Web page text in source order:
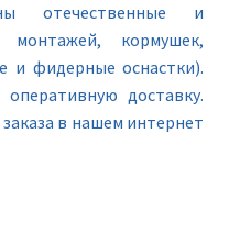
отечественные и
монтажей, кормушек,
и фидерные оснастки).
доставку.
в нашем интернет